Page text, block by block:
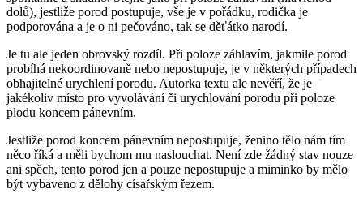
dolů), jestliže porod postupuje, vše je v pořádku, rodička je
podporována a je o ni pečováno, tak se děťátko narodí.
Je tu ale jeden obrovský rozdíl. Při poloze záhlavím, jakmile porod
probíhá nekoordinovaně nebo nepostupuje, je v některých případech
obhajitelné urychlení porodu. Autorka textu ale nevěří, že je
jakékoliv místo pro vyvolávání či urychlování porodu při poloze
plodu koncem pánevním.
Jestliže porod koncem pánevním nepostupuje, ženino tělo nám tím
něco říká a měli bychom mu naslouchat. Není zde žádný stav nouze
ani spěch, tento porod jen a pouze nepostupuje a miminko by mělo
být vybaveno z dělohy císařským řezem.